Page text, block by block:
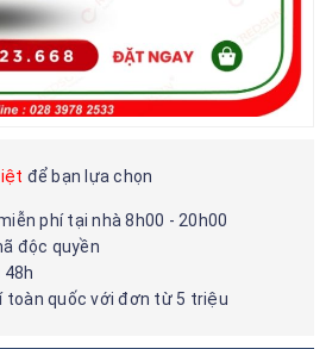
để bạn lựa chọn
phí tại nhà 8h00 - 20h00
độc quyền
toàn quốc với đơn từ 5 triệu